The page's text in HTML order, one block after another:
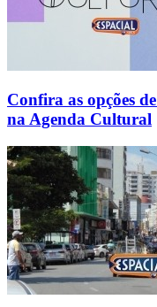
Confira as opções
na Agenda Cultural